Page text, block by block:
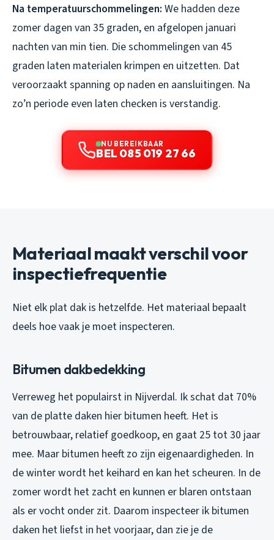
Na temperatuurschommelingen: We hadden deze
zomer dagen van 35 graden, en afgelopen januari
nachten van min tien. Die schommelingen van 45
graden laten materialen krimpen en uitzetten. Dat
veroorzaakt spanning op naden en aansluitingen. Na
zo’n periode even laten checken is verstandig.
NU BEREIKBAAR
BEL 085 019 27 66
Materiaal maakt verschil voor
inspectiefrequentie
Niet elk plat dak is hetzelfde. Het materiaal bepaalt
deels hoe vaak je moet inspecteren.
Bitumen dakbedekking
Verreweg het populairst in Nijverdal. Ik schat dat 70%
van de platte daken hier bitumen heeft. Het is
betrouwbaar, relatief goedkoop, en gaat 25 tot 30 jaar
mee. Maar bitumen heeft zo zijn eigenaardigheden. In
de winter wordt het keihard en kan het scheuren. In de
zomer wordt het zacht en kunnen er blaren ontstaan
als er vocht onder zit. Daarom inspecteer ik bitumen
daken het liefst in het voorjaar, dan zie je de